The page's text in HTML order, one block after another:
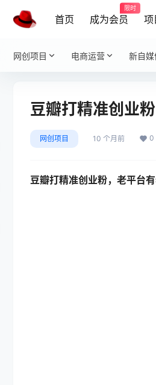
首页 成为会员
限时
项
网创项目 电商运营 新自媒
豆瓣打精准创业
网创项目 10 个月前 0
豆瓣打精准创业粉，老平台